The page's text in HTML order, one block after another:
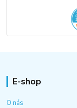
E-shop
O nás